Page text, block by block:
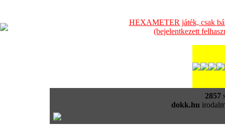
HEXAMETER játék, csak
(bejelentkezett
2857
dokk.hu